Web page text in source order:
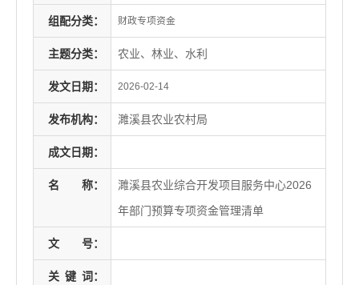
组配分类： 财政专项资金
主题分类： 农业、林业、水利
发文日期： 2026-02-14
发布机构： 濉溪县农业农村局
成文日期：
名 称：
濉溪县农业综合开发项目服务中心2026
年部门预算专项资金管理清单
文 号：
关 键 词：